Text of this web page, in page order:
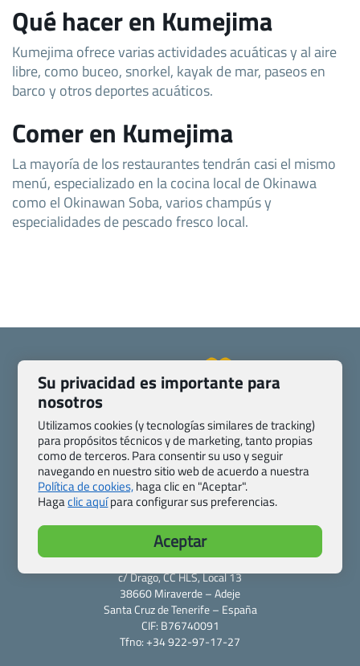
Qué hacer en Kumejima
Kumejima ofrece varias actividades acuáticas y al aire
libre, como buceo, snorkel, kayak de mar, paseos en
barco y otros deportes acuáticos.
Comer en Kumejima
La mayoría de los restaurantes tendrán casi el mismo
menú, especializado en la cocina local de Okinawa
como el Okinawan Soba, varios champús y
especialidades de pescado fresco local.
Pasaporte, Visado, Salud y otras disposiciones específicas
Blog de Viajes.com
Registro de agencias
Preguntas frecuentes
Condiciones generales
Política de privacidad y cookies
Transparencia
Todas las páginas – sitemap
Viajes.com
Last Minute Express S.L.U.
c/ Drago, CC HLS, Local 13
38660 Miraverde – Adeje
Santa Cruz de Tenerife – España
CIF: B76740091
Tfno: +34 922-97-17-27
Su privacidad es importante para
nosotros
Utilizamos cookies (y tecnologías similares de tracking)
para propósitos técnicos y de marketing, tanto propias
como de terceros. Para consentir su uso y seguir
navegando en nuestro sitio web de acuerdo a nuestra
Política de cookies,haga clic en "Aceptar".
Hagaclic aquípara configurar sus preferencias.
Aceptar